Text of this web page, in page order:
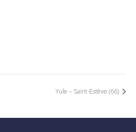
Yule – Saint-Estève (66)